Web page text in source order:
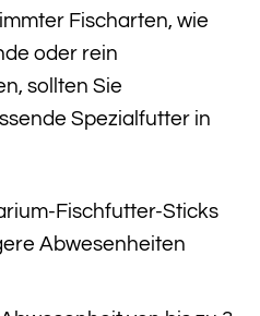
Fischarten, wie
oder rein
sollten Sie
Spezialfutter in
Fischfutter-Sticks
Abwesenheiten